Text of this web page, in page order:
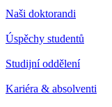
Naši doktorandi
Úspěchy studentů
Studijní oddělení
Kariéra & absolventi